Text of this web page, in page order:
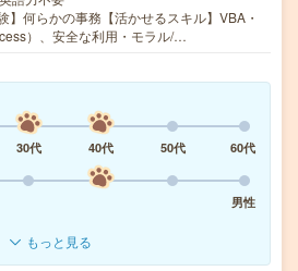
】何らかの事務【活かせるスキル】VBA・
）、安全な利用・モラル/…
30代 40代 50代
60代
男性
もっと見る